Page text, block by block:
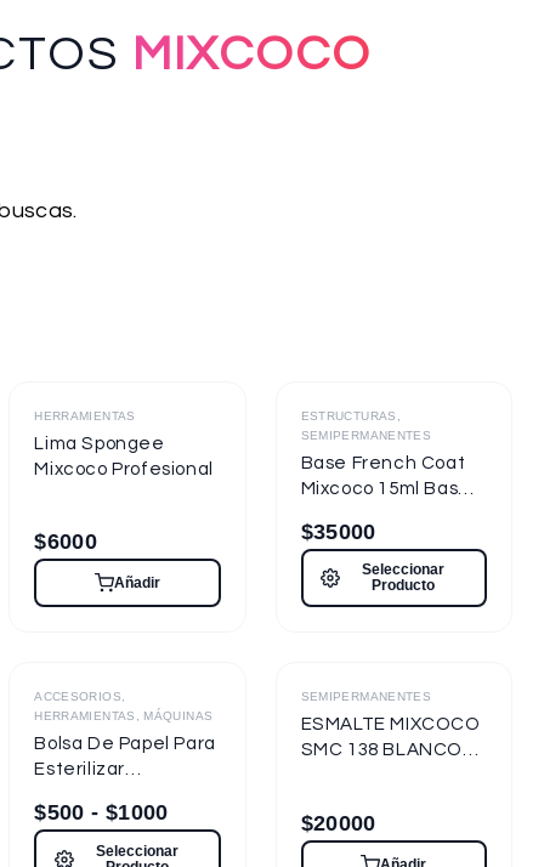
MIXCOCO
Destacado
HERRAMIENTAS
Lima Spongee
Mixcoco Profesional
$6000
Añadir
Destacado
ESTRUCTURAS,
SEMIPERMANENTES
Base French Coat
Mixcoco 15ml Base
$35000
Seleccionar
Producto
ACCESORIOS,
HERRAMIENTAS, MÁQUINAS
Bolsa De Papel Para
Esterilizar
$500 - $1000
Seleccionar
Destacado
SEMIPERMANENTES
ESMALTE MIXCOCO
SMC 138 BLANCO
$20000